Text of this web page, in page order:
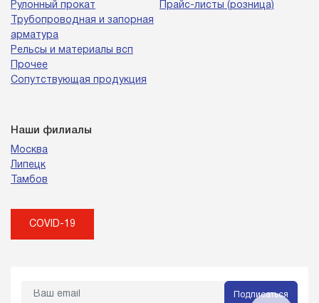
Рулонный прокат
Трубопроводная и запорная
арматура
Рельсы и материалы всп
Прочее
Сопутствующая продукция
Прайс-листы (розница)
Наши филиалы
Москва
Липецк
Тамбов
COVID-19
Подписаться